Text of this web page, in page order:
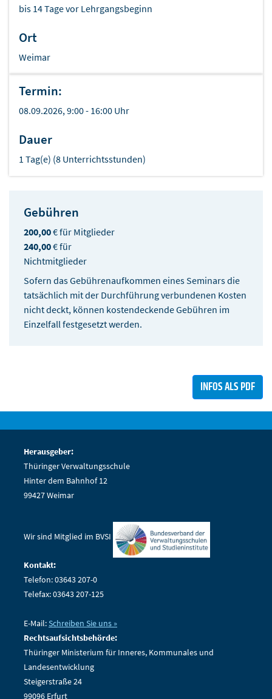
bis 14 Tage vor Lehrgangsbeginn
Ort
Weimar
Termin:
08.09.2026, 9:00 - 16:00 Uhr
Dauer
1 Tag(e) (8 Unterrichtsstunden)
Gebühren
200,00€ für Mitglieder
240,00€ für
Nichtmitglieder
Sofern das Gebührenaufkommen eines Seminars die
tatsächlich mit der Durchführung verbundenen Kosten
nicht deckt, können kostendeckende Gebühren im
Einzelfall festgesetzt werden.
INFOS ALS PDF
Herausgeber:
Thüringer Verwaltungsschule
Hinter dem Bahnhof 12
99427 Weimar
Wir sind Mitglied im BVSI
Kontakt:
Telefon: 03643 207-0
Telefax: 03643 207-125
E-Mail:Schreiben Sie uns »
Rechtsaufsichtsbehörde:
Thüringer Ministerium für Inneres, Kommunales und
Landesentwicklung
Steigerstraße 24
99096 Erfurt